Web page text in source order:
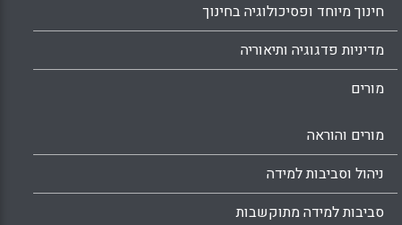
חינוך מיוחד ופסיכולוגיה בחינוך
מדיניות פדגוגיה ותיאוריה
מורים
מורים והוראה
ניהול וסביבות למידה
סביבות למידה מתוקשבות